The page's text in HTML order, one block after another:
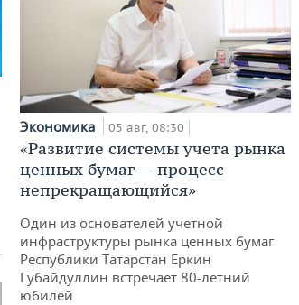
Экономика 05 авг, 08:30
«Развитие системы учета рынка
ценных бумаг — процесс
непрекращающийся»
Один из основателей учетной
инфраструктуры рынка ценных бумаг
Республики Татарстан Еркин
Губайдуллин встречает 80-летний
юбилей